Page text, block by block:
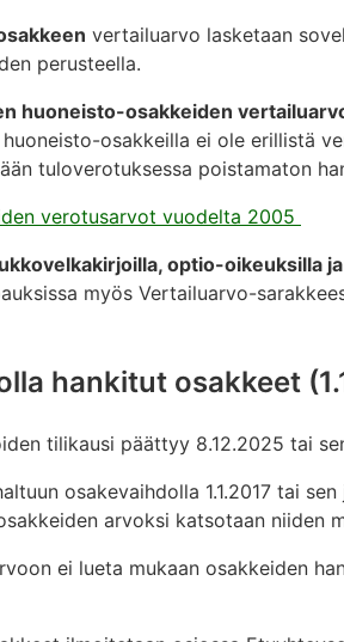
vertailuarvo lasketaan
perusteella.
huoneisto-osakkeiden
huoneisto-osakkeilla ei ole erillistä
tuloverotuksessa poistamaton
verotusarvot vuodelta 2005
optio-oikeuksilla
myös Vertailuarvo-
hankitut osakkeet
tilikausi päättyy 8.12.2025 tai
osakevaihdolla 1.1.2017 tai
arvoksi katsotaan niiden
ei lueta mukaan osakkeiden